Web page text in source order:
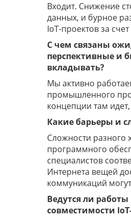
Входит. Снижение
данных, и бурное
IoT-проектов за
С чем связаны
перспективные и
вкладывать?
Мы активно
промышленного
концепции там
Какие барьеры и
Сложности разного
программного
специалистов
Интернета вещей
коммуникаций
Ведутся ли
совместимости